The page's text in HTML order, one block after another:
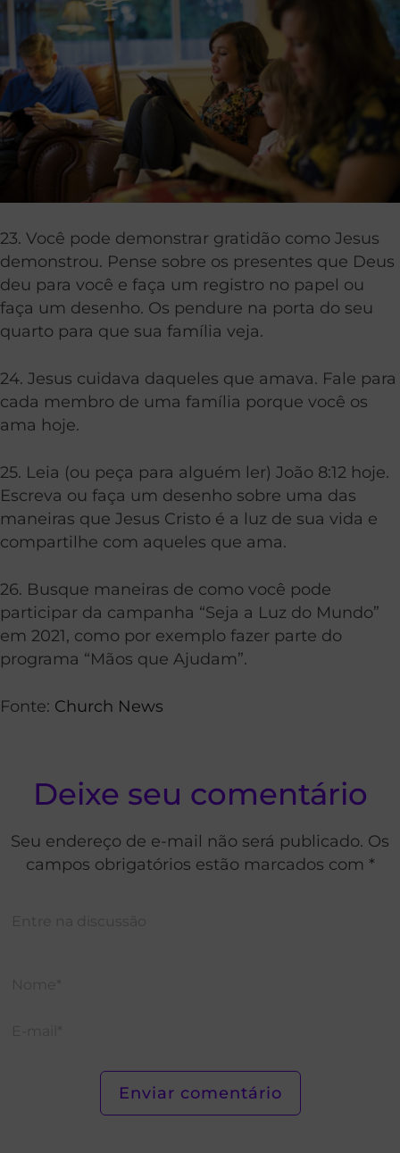
23. Você pode demonstrar gratidão como Jesus
demonstrou. Pense sobre os presentes que Deus
deu para você e faça um registro no papel ou
faça um desenho. Os pendure na porta do seu
quarto para que sua família veja.
24. Jesus cuidava daqueles que amava. Fale para
cada membro de uma família porque você os
ama hoje.
25. Leia (ou peça para alguém ler) João 8:12 hoje.
Escreva ou faça um desenho sobre uma das
maneiras que Jesus Cristo é a luz de sua vida e
compartilhe com aqueles que ama.
26. Busque maneiras de como você pode
participar da campanha “Seja a Luz do Mundo”
em 2021, como por exemplo fazer parte do
programa “Mãos que Ajudam”.
Fonte: Church News
Deixe seu comentário
Seu endereço de e-mail não será publicado. Os
campos obrigatórios estão marcados com *